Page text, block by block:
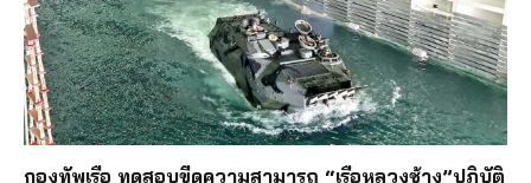
กองทัพเรือ ทดสอบขีดความสามารถ “เรือหลวงช้าง”ปฏิบัติ